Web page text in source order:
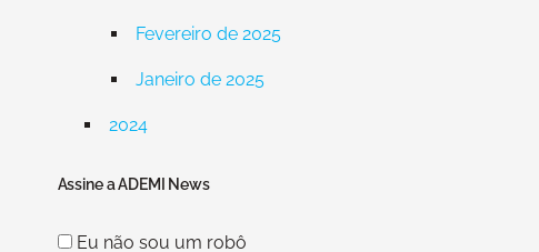
Fevereiro de 2025
Janeiro de 2025
2024
Assine a ADEMI News
Eu não sou um robô